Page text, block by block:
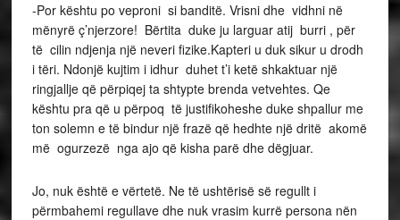
-Por kështu po veproni si banditë. Vrisni dhe vidhni në
mënyrë ç’njerzore! Bërtita duke ju larguar atij burri , për
të cilin ndjenja një neveri fizike.Kapteri u duk sikur u drodh
i tëri. Ndonjë kujtim i idhur duhet t’i ketë shkaktuar një
ringjallje që përpiqej ta shtypte brenda vetvehtes. Qe
kështu pra që u përpoq të justifikoheshe duke shpallur me
ton solemn e të bindur një frazë që hedhte një dritë akomë
më ogurzezë nga ajo që kisha parë dhe dëgjuar.
Jo, nuk është e vërtetë. Ne të ushtërisë së regullt i
përmbahemi regullave dhe nuk vrasim kurrë persona nën